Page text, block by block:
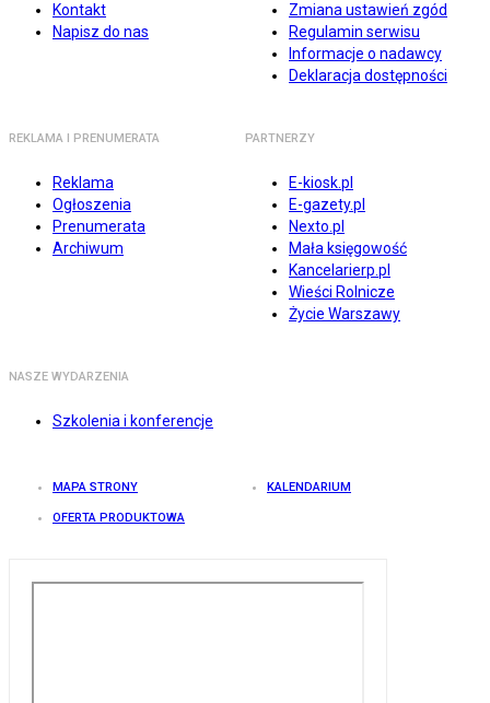
Kontakt
Napisz do nas
Zmiana ustawień zgód
Regulamin serwisu
Informacje o nadawcy
Deklaracja dostępności
REKLAMA I PRENUMERATA
Reklama
Ogłoszenia
Prenumerata
Archiwum
PARTNERZY
E-kiosk.pl
E-gazety.pl
Nexto.pl
Mała księgowość
Kancelarierp.pl
Wieści Rolnicze
Życie Warszawy
NASZE WYDARZENIA
Szkolenia i konferencje
MAPA STRONY KALENDARIUM
OFERTA PRODUKTOWA